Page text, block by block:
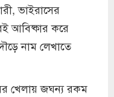
ভাইরাসের
আবিষ্কার করে
নাম লেখাতে
খেলায় জঘন্য রকম